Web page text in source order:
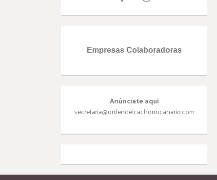
Empresas Colaboradoras
Anúnciate aquí
secretaria@ordendelcachorrocanario.com